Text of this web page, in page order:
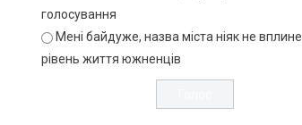
голосування
Мені байдуже, назва міста ніяк не
рівень життя южненців